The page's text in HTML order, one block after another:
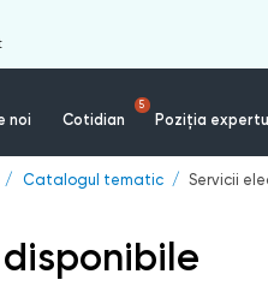
noi Cotidian
5
Poziția
Catalogul tematic Servicii